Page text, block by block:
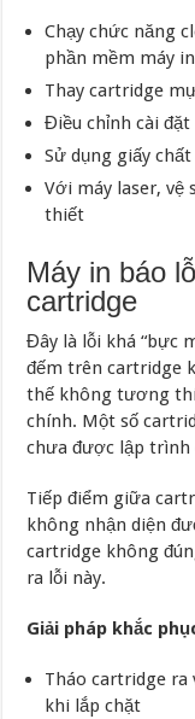
Chạy chức năng
phần mềm máy in
Thay cartridge
Điều chỉnh cài
Sử dụng giấy
Với máy laser,
thiết
Máy in báo
cartridge
Đây là lỗi khá “bực
đếm trên cartridge
thế không tương
chính. Một số
chưa được lập trình
Tiếp điểm giữa
không nhận diện
cartridge không
ra lỗi này.
Giải pháp khắc
Tháo cartridge ra
khi lắp chặt